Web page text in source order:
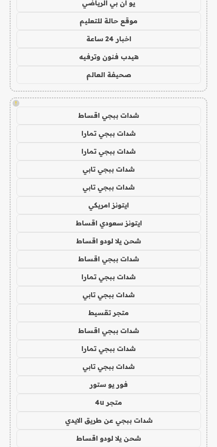
يو ان بي الرياضي
موقع حالة للتعليم
اخبار 24 ساعة
هيدب فنون وترفيه
صحيفة العالم
!
شدات ببجي اقساط
شدات ببجي تمارا
شدات ببجي تمارا
شدات ببجي تابي
شدات ببجي تابي
ايتونز امريكي
ايتونز سعودي اقساط
شحن يلا لودو اقساط
شدات ببجي اقساط
شدات ببجي تمارا
شدات ببجي تابي
متجر تقسيط
شدات ببجي اقساط
شدات ببجي تمارا
شدات ببجي تابي
فور يو ستور
متجر 4u
شدات ببجي عن طريق الايدي
شحن يلا لودو اقساط